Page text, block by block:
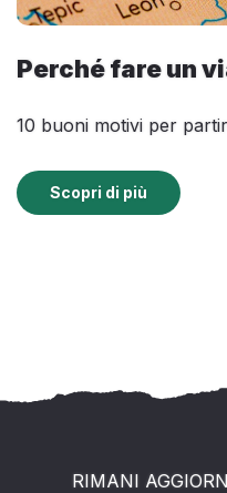
Perché fare un
10 buoni motivi per
Scopri di più
RIMANI